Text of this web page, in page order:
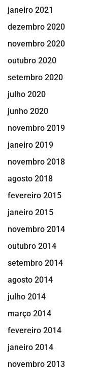
janeiro 2021
dezembro 2020
novembro 2020
outubro 2020
setembro 2020
julho 2020
junho 2020
novembro 2019
janeiro 2019
novembro 2018
agosto 2018
fevereiro 2015
janeiro 2015
novembro 2014
outubro 2014
setembro 2014
agosto 2014
julho 2014
março 2014
fevereiro 2014
janeiro 2014
novembro 2013